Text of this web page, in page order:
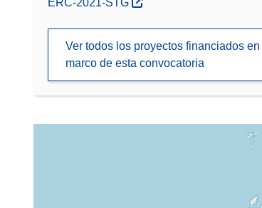
ERC-2021-STG
Ver todos los proyectos financiados en
marco de esta convocatoria